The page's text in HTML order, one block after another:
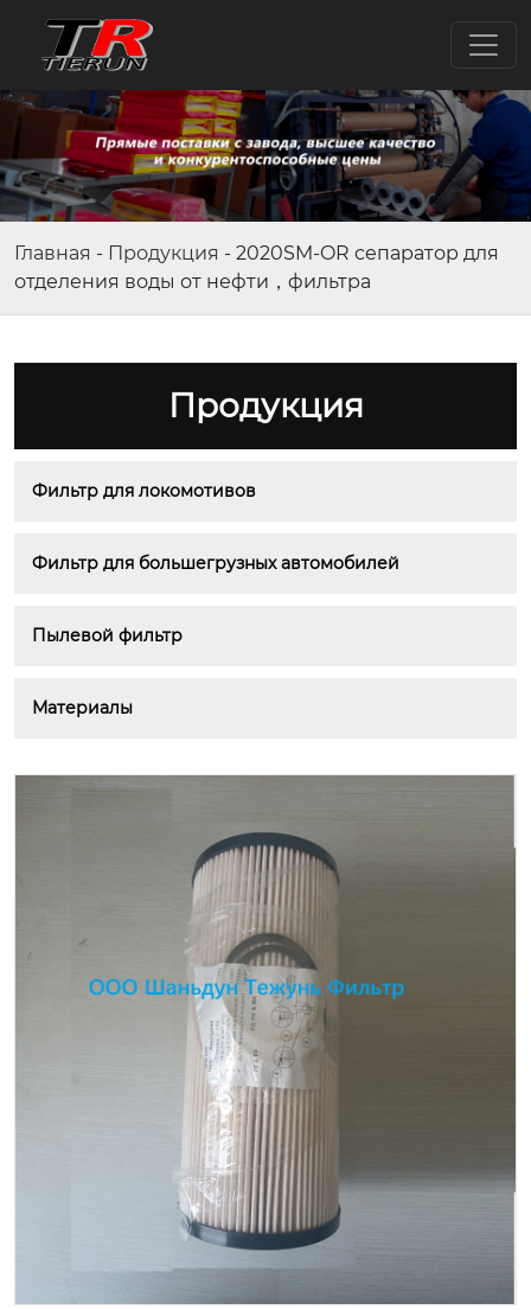
Главная - Продукция - 2020SM-OR сепаратор для
отделения воды от нефти，фильтра
Продукция
Фильтр для локомотивов
Фильтр для большегрузных автомобилей
Пылевой фильтр
Материалы